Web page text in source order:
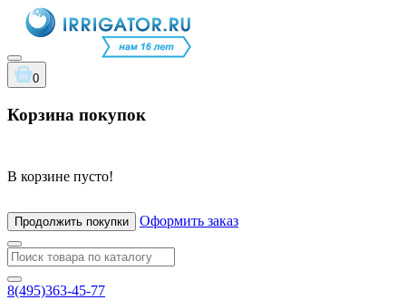
0
Корзина покупок
В корзине пусто!
Продолжить покупки Оформить заказ
8(495)363-45-77